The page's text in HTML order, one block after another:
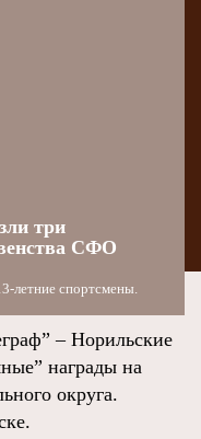
три
СФО
летние спортсмены.
– Норильские
награды на
округа.